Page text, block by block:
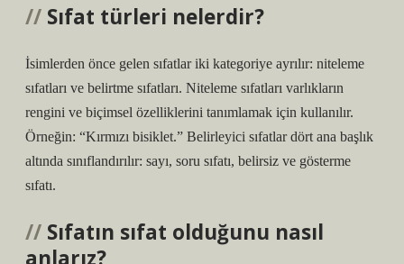
Sıfat türleri nelerdir?
İsimlerden önce gelen sıfatlar iki kategoriye ayrılır: niteleme
sıfatları ve belirtme sıfatları. Niteleme sıfatları varlıkların
rengini ve biçimsel özelliklerini tanımlamak için kullanılır.
Örneğin: “Kırmızı bisiklet.” Belirleyici sıfatlar dört ana başlık
altında sınıflandırılır: sayı, soru sıfatı, belirsiz ve gösterme
sıfatı.
Sıfatın sıfat olduğunu nasıl
anlarız?